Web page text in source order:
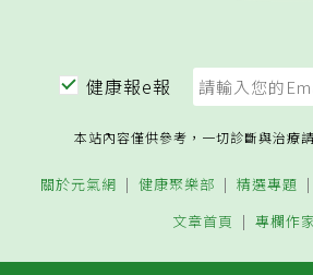
健康報e報
本站內容僅供參考，一切診斷與治療
關於元氣網 健康聚樂部 精選專題
文章首頁
專欄作家